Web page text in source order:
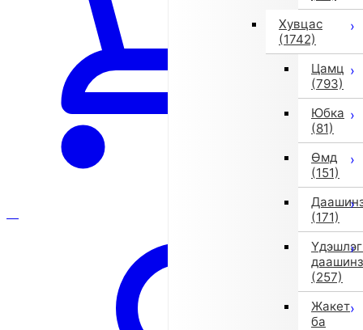
Хувцас
(1742)
Цамц
(793)
Юбка
(81)
Өмд
(151)
(171)
даашинз
(257)
Жакет
ба